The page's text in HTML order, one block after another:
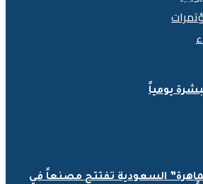
يومياً
السعودية تفتتح مصنعاً في